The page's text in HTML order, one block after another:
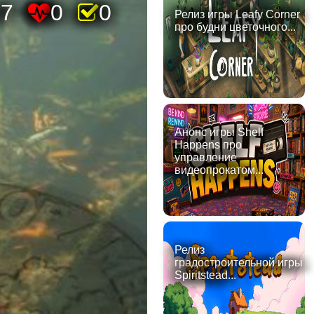
0 0
Релиз игры Leafy Corner
про будни цветочного...
Анонс игры Shelf
Happens про
управление
видеопрокатом...
Релиз
градостроительной игры
Spiritstead...